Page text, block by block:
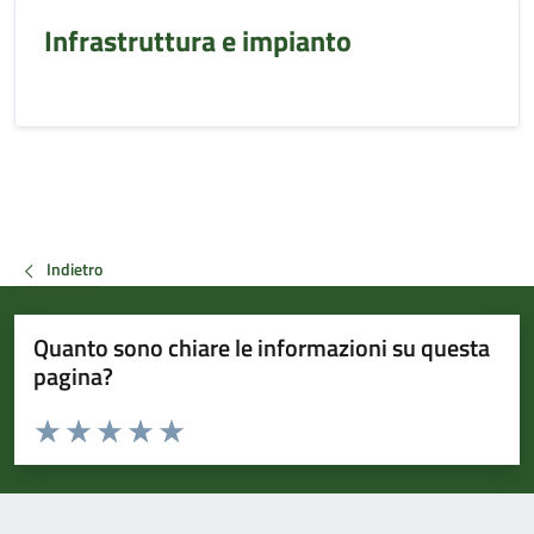
Infrastruttura e impianto
Indietro
Quanto sono chiare le informazioni su questa
pagina?
Valuta da 1 a 5 stelle la pagina
Valuta 5 stelle su 5
Valuta 4 stelle su 5
Valuta 3 stelle su 5
Valuta 2 stelle su 5
Valuta 1 stelle su 5